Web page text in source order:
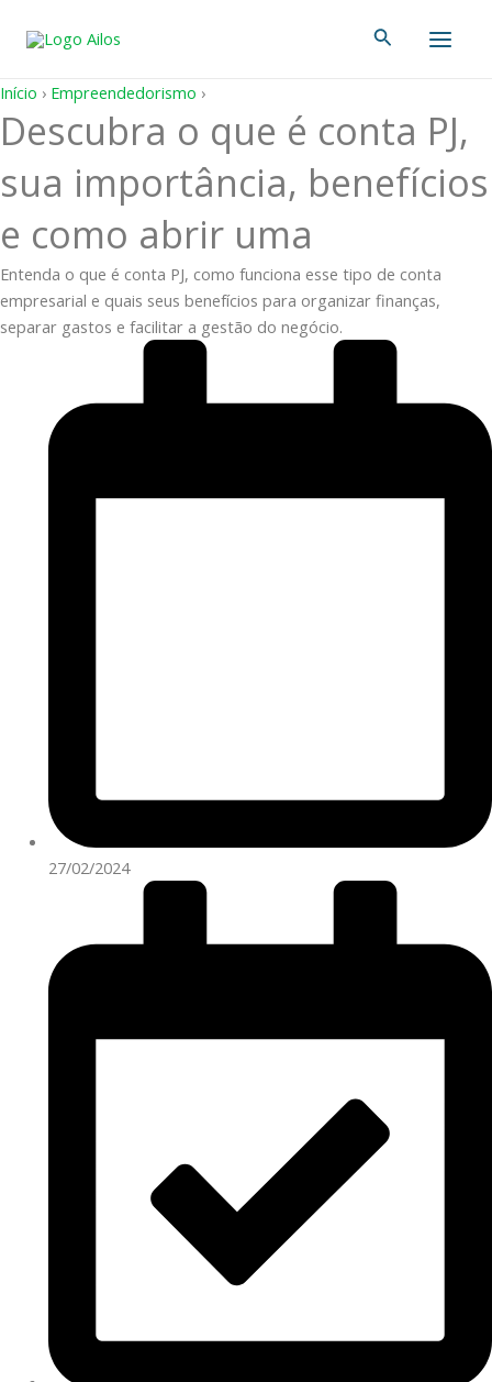
para
conteúdo
Pesquisar
Início › Empreendedorismo ›
Descubra o que é conta PJ,
sua importância, benefícios
e como abrir uma
Entenda o que é conta PJ, como funciona esse tipo de conta
empresarial e quais seus benefícios para organizar finanças,
separar gastos e facilitar a gestão do negócio.
27/02/2024